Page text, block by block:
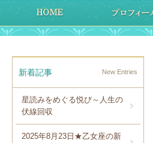
新着記事 New Entries
星読みをめぐる悦び～人生の
伏線回収
2025年8月23日★乙女座の新